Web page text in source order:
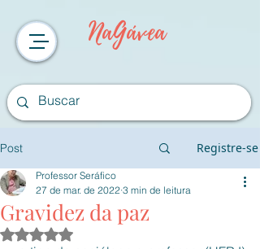
NaGávea
Post Registre-se
Gravidez da paz
Professor Seráfico
27 de mar. de 2022 3 min de leitura
Avaliado com NaN de 5 estrelas.